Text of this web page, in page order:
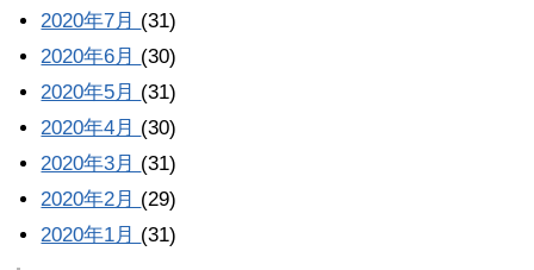
2020年7月 (31)
2020年6月 (30)
2020年5月 (31)
2020年4月 (30)
2020年3月 (31)
2020年2月 (29)
2020年1月 (31)